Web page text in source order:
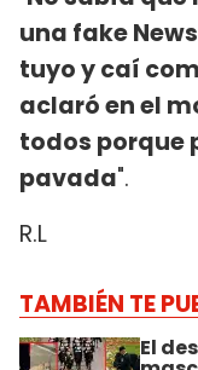
una fake
tuyo y caí
aclaró en el
todos porque
pavada".
R.L
TAMBIÉN TE
El